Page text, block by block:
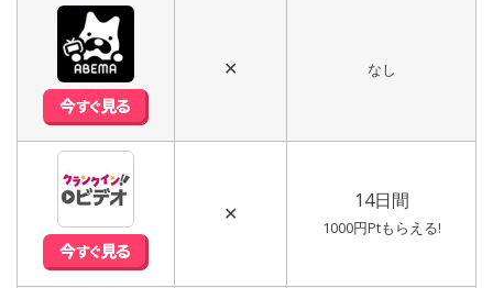
✕ なし
✕
14日間
1000円Ptもらえる!